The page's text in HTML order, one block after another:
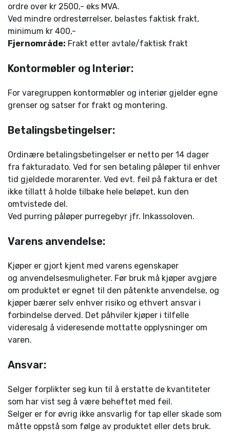
ordre over kr 2500,- eks MVA.
Ved mindre ordrestørrelser, belastes faktisk frakt,
minimum kr 400,-
Fjernområde: Frakt etter avtale/faktisk frakt
Kontormøbler og Interiør:
For varegruppen kontormøbler og interiør gjelder egne
grenser og satser for frakt og montering.
Betalingsbetingelser:
Ordinære betalingsbetingelser er netto per 14 dager
fra fakturadato. Ved for sen betaling påløper til enhver
tid gjeldede morarenter. Ved evt. feil på faktura er det
ikke tillatt å holde tilbake hele beløpet, kun den
omtvistede del.
Ved purring påløper purregebyr jfr. Inkassoloven.
Varens anvendelse:
Kjøper er gjort kjent med varens egenskaper
og anvendelsesmuligheter. Før bruk må kjøper avgjøre
om produktet er egnet til den påtenkte anvendelse, og
kjøper bærer selv enhver risiko og ethvert ansvar i
forbindelse derved. Det påhviler kjøper i tilfelle
videresalg å videresende mottatte opplysninger om
varen.
Ansvar:
Selger forplikter seg kun til å erstatte de kvantiteter
som har vist seg å være beheftet med feil.
Selger er for øvrig ikke ansvarlig for tap eller skade som
måtte oppstå som følge av produktet eller dets bruk.